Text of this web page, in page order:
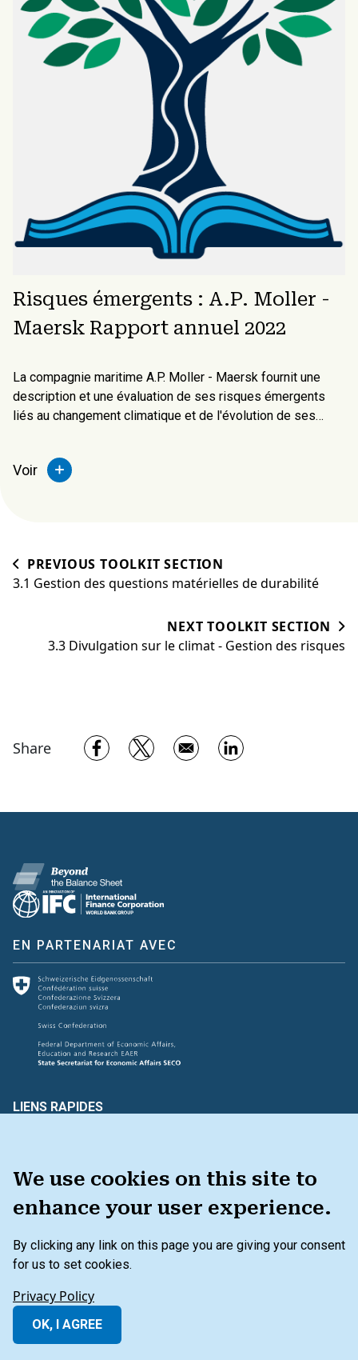
We use cookies on this site to
enhance your user experience.
By clicking any link on this page you are giving your consent
for us to set cookies.
Privacy Policy
OK, I AGREE
Risques émergents : A.P. Moller -
Maersk Rapport annuel 2022
La compagnie maritime A.P. Moller - Maersk fournit une
description et une évaluation de ses risques émergents
liés au changement climatique et de l'évolution de ses
Voir
PREVIOUS TOOLKIT SECTION
3.1 Gestion des questions matérielles de durabilité
NEXT TOOLKIT SECTION
3.3 Divulgation sur le climat - Gestion des risques
Share Opens in a new window
Opens in a new window
Opens in a new
EN PARTENARIAT AVEC
LIENS RAPIDES
VOUS AVEZ DES COMMENTAIRES ?
BOÎTE À OUTILS
Menu secondaire du pied de page
Politique de confidentialité